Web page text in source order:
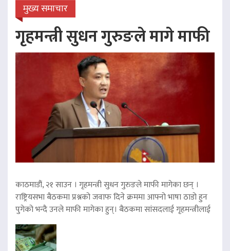
मुख्य समाचार
गृहमन्त्री सुधन गुरुङले मागे माफी
काठमाडौं, २१ साउन । गृहमन्त्री सुधन गुरुङले माफी मागेका छन् ।
राष्ट्रियसभा बैठकमा प्रश्नको जवाफ दिने क्रममा आफ्नो भाषा ठाडो हुन
पुगेको भन्दै उनले माफी मागेका हुन्। बैठकमा सांसदलाई गृहमन्त्रीलाई